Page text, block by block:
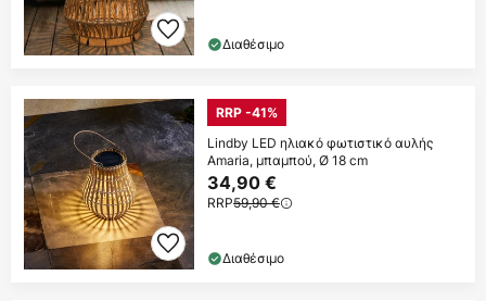
Διαθέσιμο
RRP -41%
Lindby LED ηλιακό φωτιστικό αυλής
Amaria, μπαμπού, Ø 18 cm
34,90 €
RRP59,90 €
Διαθέσιμο